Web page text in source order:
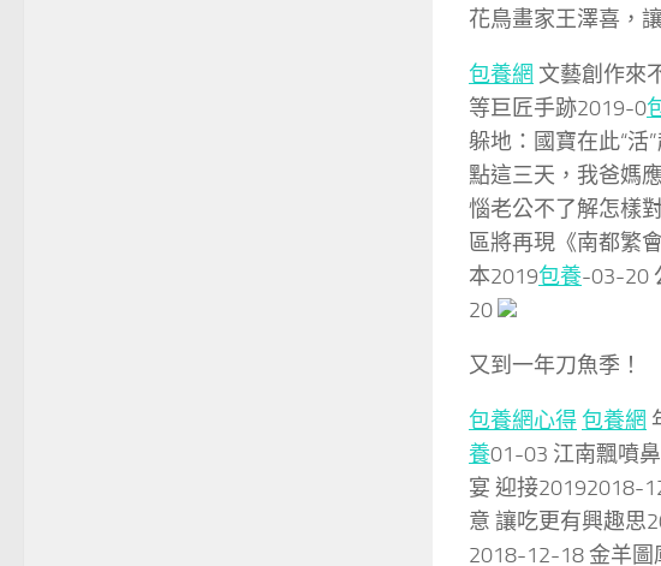
花鳥畫家王澤喜，
包養網 文藝創作來
等巨匠手跡2019-0
躲地：國寶在此“活
點這三天，我爸媽
惱老公不了解怎樣
區將再現《南都繁
本2019包養-03-20
20
又到一年刀魚季！
包養網心得包養網
養01-03 江南飄噴
宴 迎接20192018-
意 讓吃更有興趣思
2018-12-18 金羊圖